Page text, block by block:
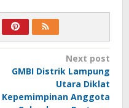
Next post
GMBI Distrik Lampung
Utara Diklat
Kepemimpinan Anggota